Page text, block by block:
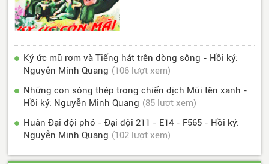
Ký ức mũ rơm và Tiếng hát trên dòng sông - Hồi ký:
Nguyễn Minh Quang (106 lượt xem)
Những con sóng thép trong chiến dịch Mũi tên xanh -
Hồi ký: Nguyễn Minh Quang (85 lượt xem)
Huân Đại đội phó - Đại đội 211 - E14 - F565 - Hồi ký:
Nguyễn Minh Quang (102 lượt xem)